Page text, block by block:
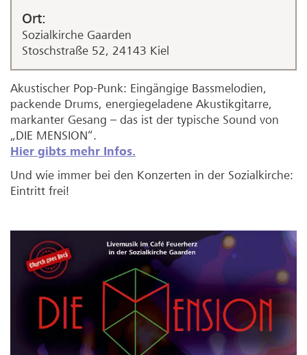
Ort:
Sozialkirche Gaarden
Stoschstraße 52, 24143 Kiel
Akustischer Pop-Punk: Eingängige Bassmelodien,
packende Drums, energiegeladene Akustikgitarre,
markanter Gesang – das ist der typische Sound von
„DIE MENSION“.
Hier gibts mehr Infos.
Und wie immer bei den Konzerten in der Sozialkirche:
Eintritt frei!